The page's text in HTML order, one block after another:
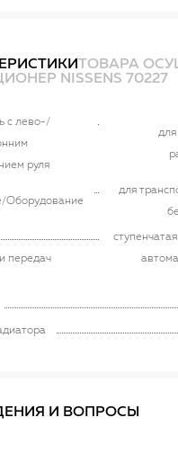
ТОВАРА
NISSENS 70227
с лево-/
руля
Оборудование
для
передач
И ВОПРОСЫ